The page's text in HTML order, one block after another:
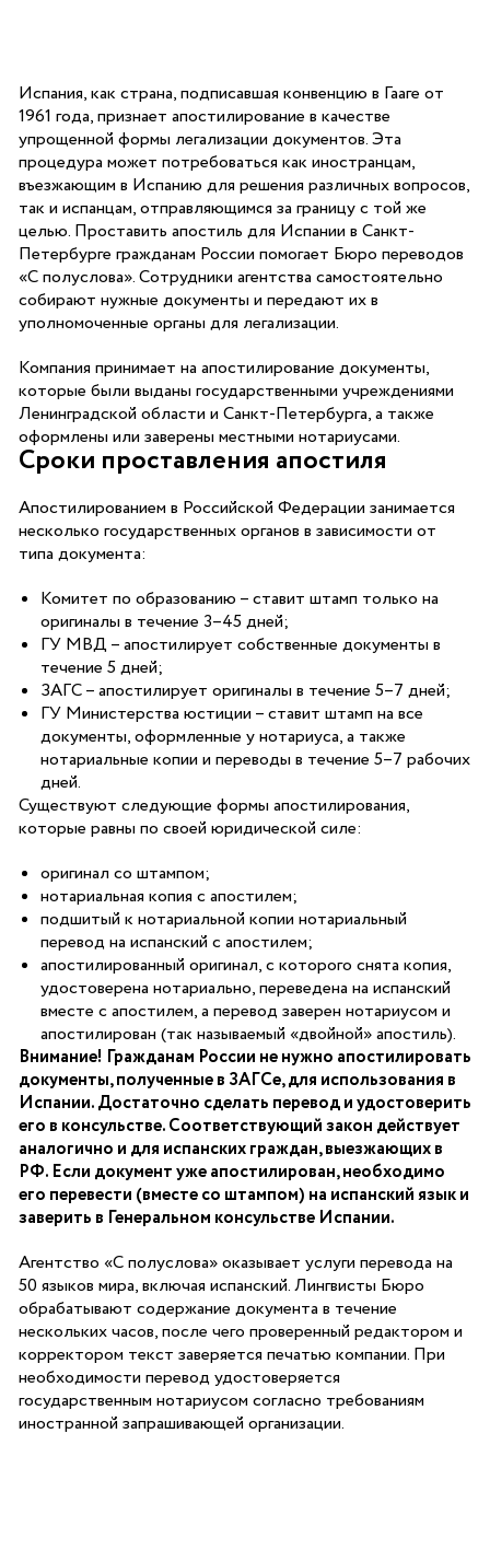
Испания, как страна, подписавшая конвенцию в Гааге от
1961 года, признает апостилирование в качестве
упрощенной формы легализации документов. Эта
процедура может потребоваться как иностранцам,
въезжающим в Испанию для решения различных вопросов,
так и испанцам, отправляющимся за границу с той же
целью. Проставить апостиль для Испании в Санкт-
Петербурге гражданам России помогает Бюро переводов
«С полуслова». Сотрудники агентства самостоятельно
собирают нужные документы и передают их в
уполномоченные органы для легализации.
Компания принимает на апостилирование документы,
которые были выданы государственными учреждениями
Ленинградской области и Санкт-Петербурга, а также
оформлены или заверены местными нотариусами.
Сроки проставления апостиля
Апостилированием в Российской Федерации занимается
несколько государственных органов в зависимости от
типа документа:
Комитет по образованию – ставит штамп только на
оригиналы в течение 3–45 дней;
ГУ МВД – апостилирует собственные документы в
течение 5 дней;
ЗАГС – апостилирует оригиналы в течение 5–7 дней;
ГУ Министерства юстиции – ставит штамп на все
документы, оформленные у нотариуса, а также
нотариальные копии и переводы в течение 5–7 рабочих
дней.
Существуют следующие формы апостилирования,
которые равны по своей юридической силе:
оригинал со штампом;
нотариальная копия с апостилем;
подшитый к нотариальной копии нотариальный
перевод на испанский с апостилем;
апостилированный оригинал, с которого снята копия,
удостоверена нотариально, переведена на испанский
вместе с апостилем, а перевод заверен нотариусом и
апостилирован (так называемый «двойной» апостиль).
Внимание! Гражданам России не нужно апостилировать
документы, полученные в ЗАГСе, для использования в
Испании. Достаточно сделать перевод и удостоверить
его в консульстве. Соответствующий закон действует
аналогично и для испанских граждан, выезжающих в
РФ. Если документ уже апостилирован, необходимо
его перевести (вместе со штампом) на испанский язык и
заверить в Генеральном консульстве Испании.
Агентство «С полуслова» оказывает услуги перевода на
50 языков мира, включая испанский. Лингвисты Бюро
обрабатывают содержание документа в течение
нескольких часов, после чего проверенный редактором и
корректором текст заверяется печатью компании. При
необходимости перевод удостоверяется
государственным нотариусом согласно требованиям
иностранной запрашивающей организации.